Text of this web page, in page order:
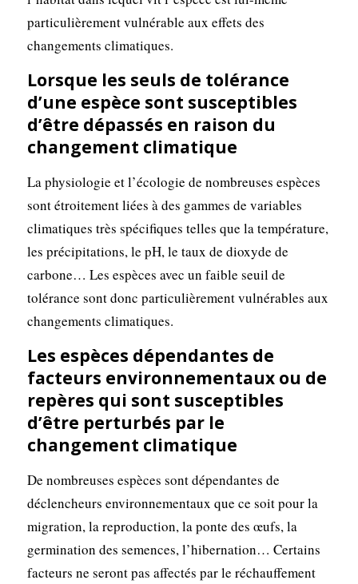
particulièrement vulnérable aux effets des
changements climatiques.
Lorsque les seuls de tolérance
d’une espèce sont susceptibles
d’être dépassés en raison du
changement climatique
La physiologie et l’écologie de nombreuses espèces
sont étroitement liées à des gammes de variables
climatiques très spécifiques telles que la température,
les précipitations, le pH, le taux de dioxyde de
carbone… Les espèces avec un faible seuil de
tolérance sont donc particulièrement vulnérables aux
changements climatiques.
Les espèces dépendantes de
facteurs environnementaux ou de
repères qui sont susceptibles
d’être perturbés par le
changement climatique
De nombreuses espèces sont dépendantes de
déclencheurs environnementaux que ce soit pour la
migration, la reproduction, la ponte des œufs, la
germination des semences, l’hibernation… Certains
facteurs ne seront pas affectés par le réchauffement